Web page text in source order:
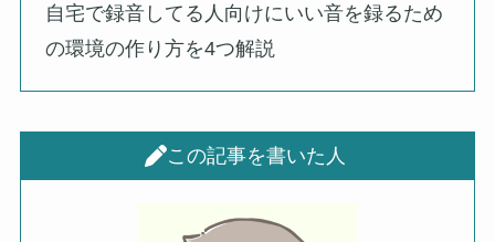
自宅で録音してる人向けにいい音を録るため
の環境の作り方を4つ解説
この記事を書いた人